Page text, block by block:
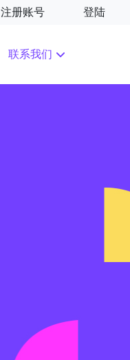
注册账号 登陆
联系我们